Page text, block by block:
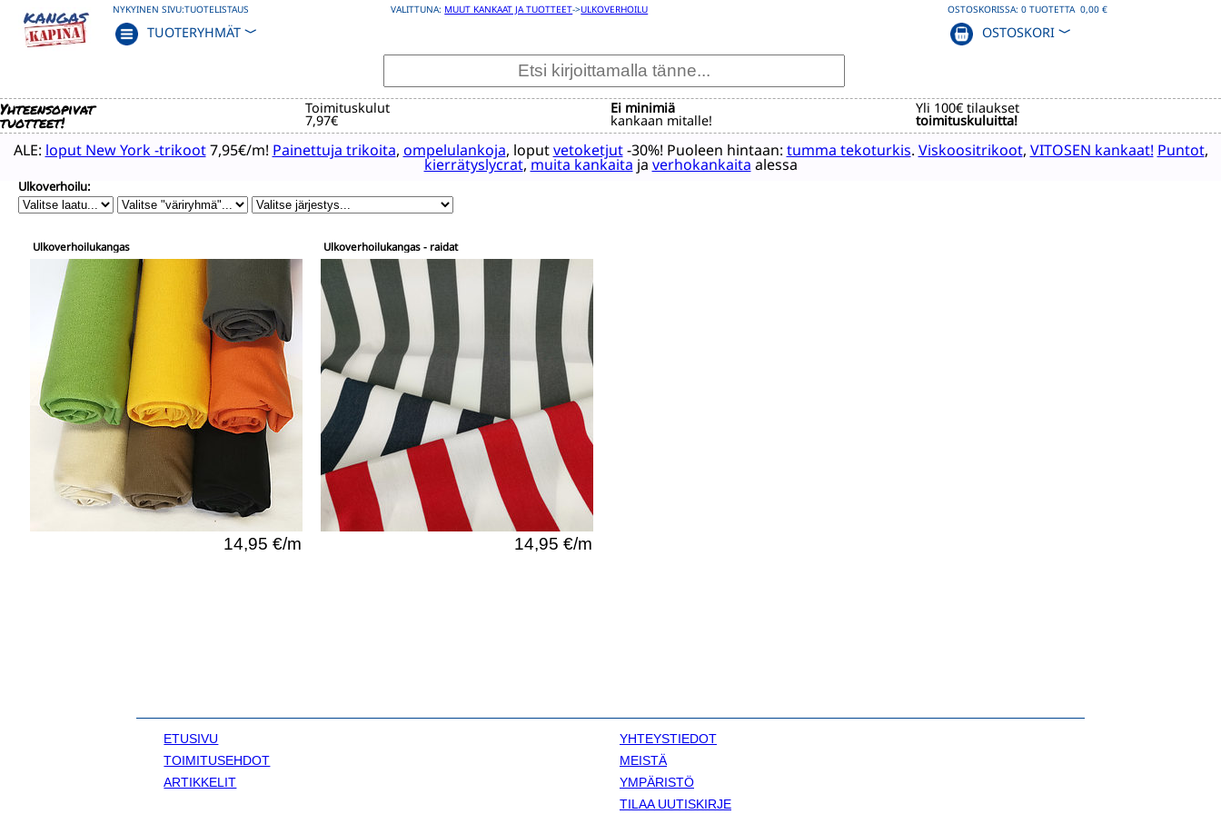
NYKYINEN SIVU:TUOTELISTAUS
TUOTERYHMÄT ﹀
VALITTUNA: MUUT KANKAAT JA TUOTTEET->ULKOVERHOILU OSTOSKORISSA: 0TUOTETTA 0,00 €
OSTOSKORI ﹀
Yhteensopivat
tuotteet!
Toimituskulut
7,97€
Ei minimiä
kankaan mitalle!
Yli 100€ tilaukset
toimituskuluitta!
ALE: loput New York -trikoot7,95€/m! Painettuja trikoita, ompelulankoja, loputvetoketjut-30%! Puoleen hintaan: tumma tekoturkis. Viskoositrikoot, VITOSEN kankaat! Puntot,
kierrätyslycrat,muita kankaita ja verhokankaita alessa
Ulkoverhoilu:
Ulkoverhoilukangas
14,95 €/m
Ulkoverhoilukangas - raidat
14,95 €/m
ETUSIVU
TOIMITUSEHDOT
ARTIKKELIT
YHTEYSTIEDOT
MEISTÄ
YMPÄRISTÖ
TILAA UUTISKIRJE